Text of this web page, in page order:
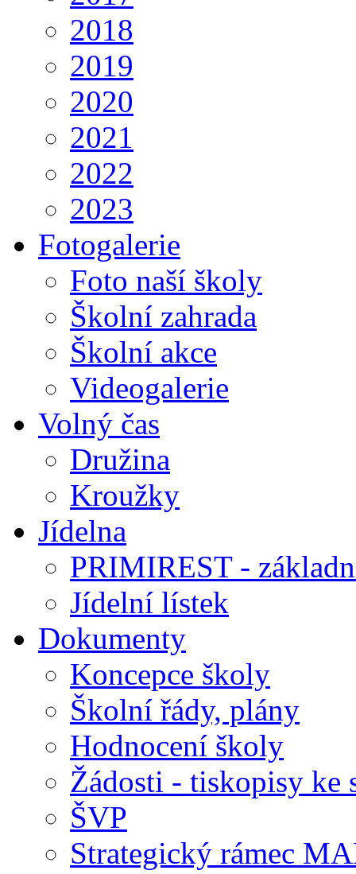
2018
2019
2020
2021
2022
2023
Fotogalerie
Foto naší školy
Školní zahrada
Školní akce
Videogalerie
Volný čas
Družina
Kroužky
Jídelna
PRIMIREST -
Jídelní lístek
Dokumenty
Koncepce školy
Školní řády, plány
Hodnocení školy
Žádosti - tiskopisy ke
ŠVP
Strategický rámec